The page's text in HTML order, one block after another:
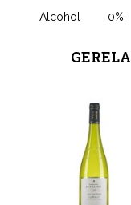
Alcohol
0%